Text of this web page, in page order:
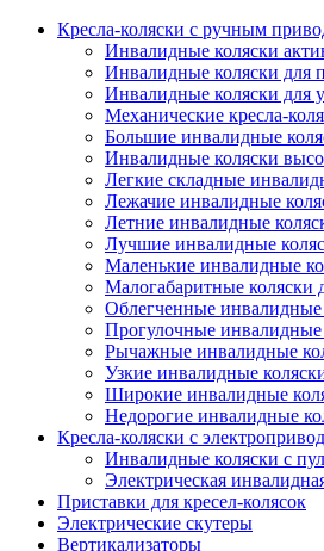
Кресла-коляски с ручным
Инвалидные коляски
Инвалидные коляски для
Инвалидные коляски для
Механические кресла-
Большие инвалидные
Инвалидные коляски
Легкие складные
Лежачие инвалидные
Летние инвалидные
Лучшие инвалидные
Маленькие инвалидные
Малогабаритные коляски
Облегченные инвалидные
Прогулочные инвалидные
Рычажные инвалидные
Узкие инвалидные
Широкие инвалидные
Недорогие инвалидные
Кресла-коляски с
Инвалидные коляски с
Электрическая
Приставки для кресел-колясок
Электрические скутеры
Вертикализаторы